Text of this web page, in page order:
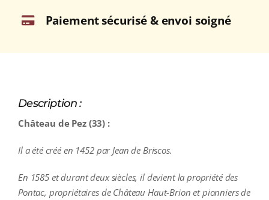
Paiement sécurisé & envoi soigné
Description :
Château de Pez (33) :
Il a été créé en 1452 par Jean de Briscos.
En 1585 et durant deux siècles, il devient la propriété des
Pontac, propriétaires de Château Haut-Brion et pionniers de